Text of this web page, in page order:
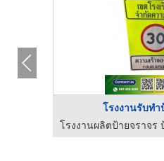
โรงงานรับทำ